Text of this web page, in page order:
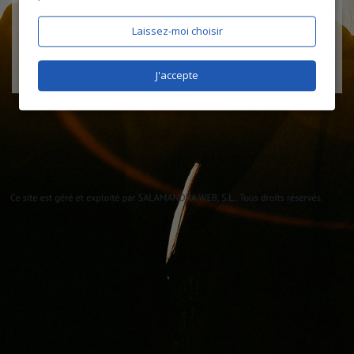
Laissez-moi choisir
J'accepte